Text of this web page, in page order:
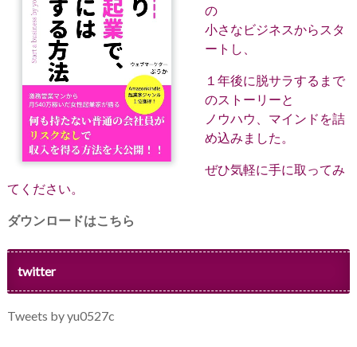
の
小さなビジネスからスタ
ートし、
１年後に脱サラするまで
のストーリーと
ノウハウ、マインドを詰
め込みました。
ぜひ気軽に手に取ってみ
てください。
ダウンロードはこちら
twitter
Tweets by yu0527c